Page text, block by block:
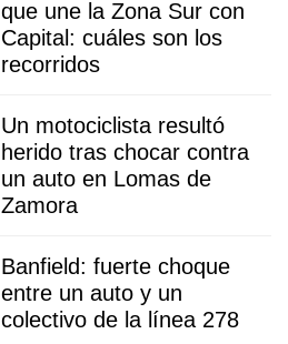
que une la Zona Sur con
Capital: cuáles son los
recorridos
Un motociclista resultó
herido tras chocar contra
un auto en Lomas de
Zamora
Banfield: fuerte choque
entre un auto y un
colectivo de la línea 278